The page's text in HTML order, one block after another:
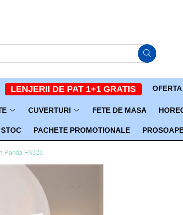
LENJERII DE PAT 1+1 GRATIS
CUVERTURI FETE DE MASA
PACHETE PROMOTIONALE
Panda-FNJ28